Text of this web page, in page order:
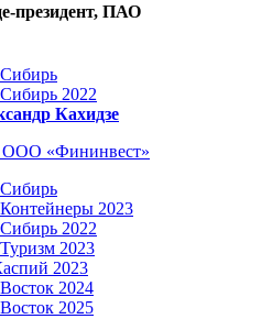
президент, ПАО
2022
Кахидзе
ООО «Фининвест»
2023
2022
2023
2023
2024
2025